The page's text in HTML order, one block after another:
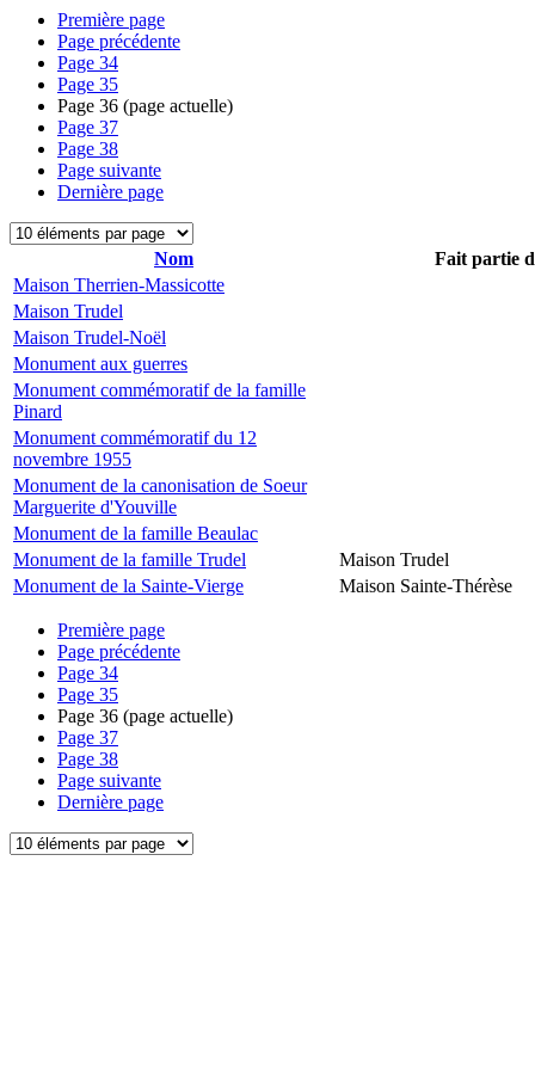
Première page
Page précédente
Page 34
Page 35
Page 36 (page actuelle)
Page 37
Page 38
Page suivante
Dernière page
Nom
Fait partie
Maison Therrien-Massicotte
Maison Trudel
Maison Trudel-Noël
Monument aux guerres
Monument commémoratif de la famille
Pinard
Monument commémoratif du 12
novembre 1955
Monument de la canonisation de Soeur
Marguerite d'Youville
Monument de la famille Beaulac
Monument de la famille Trudel
Maison Trudel
Monument de la Sainte-Vierge
Maison Sainte-Thérèse
Première page
Page précédente
Page 34
Page 35
Page 36 (page actuelle)
Page 37
Page 38
Page suivante
Dernière page